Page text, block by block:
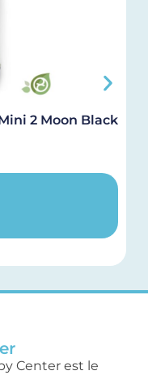
2 Moon Black
Center est le